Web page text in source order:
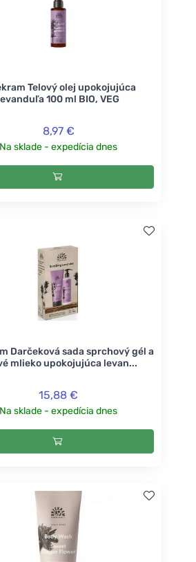
Telový olej upokojujúca
100 ml BIO, VEG
8,97 €
Na sklade - expedícia dnes
Darčeková sada sprchový gél a
mlieko upokojujúca levan...
15,88 €
Na sklade - expedícia dnes